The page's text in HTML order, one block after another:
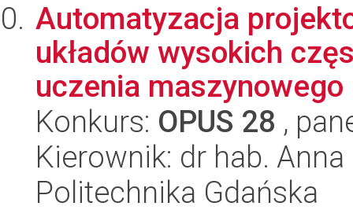
Automatyzacja
układów wysokich
uczenia maszynowego
Konkurs: OPUS 28 ,
Kierownik: dr hab.
Politechnika Gdańska